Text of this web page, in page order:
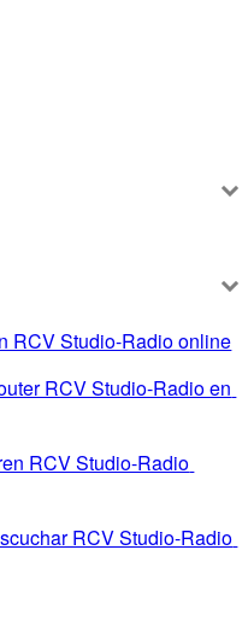
RCV Studio-Radio online
RCV Studio-Radio en
RCV Studio-Radio
RCV Studio-Radio